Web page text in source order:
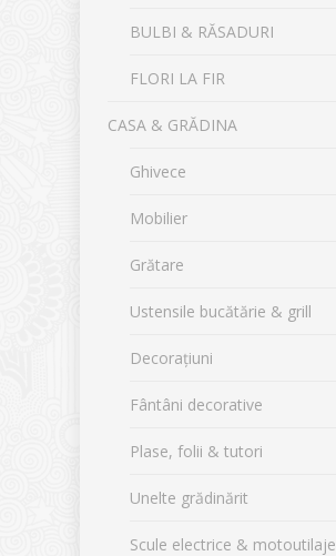
BULBI & RĂSADURI
FLORI LA FIR
CASA & GRĂDINA
Ghivece
Mobilier
Grătare
Ustensile bucătărie & grill
Decorațiuni
Fântâni decorative
Plase, folii & tutori
Unelte grădinărit
Scule electrice & motoutilaje